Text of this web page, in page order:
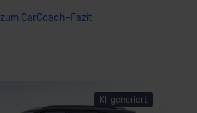
zum CarCoach-Fazit
KI-generiert